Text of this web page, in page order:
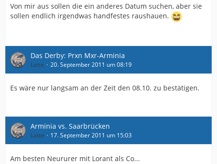
Von mir aus sollen die ein anderes Datum suchen, aber sie
sollen endlich irgendwas handfestes raushauen.
Das Derby: Prxn Mxr-Arminia
Latte 20. September 2011 um 08:19
Es wäre nur langsam an der Zeit den 08.10. zu bestätigen.
Arminia vs. Saarbrücken
Latte 17. September 2011 um 15:03
Am besten Neururer mit Lorant als Co...